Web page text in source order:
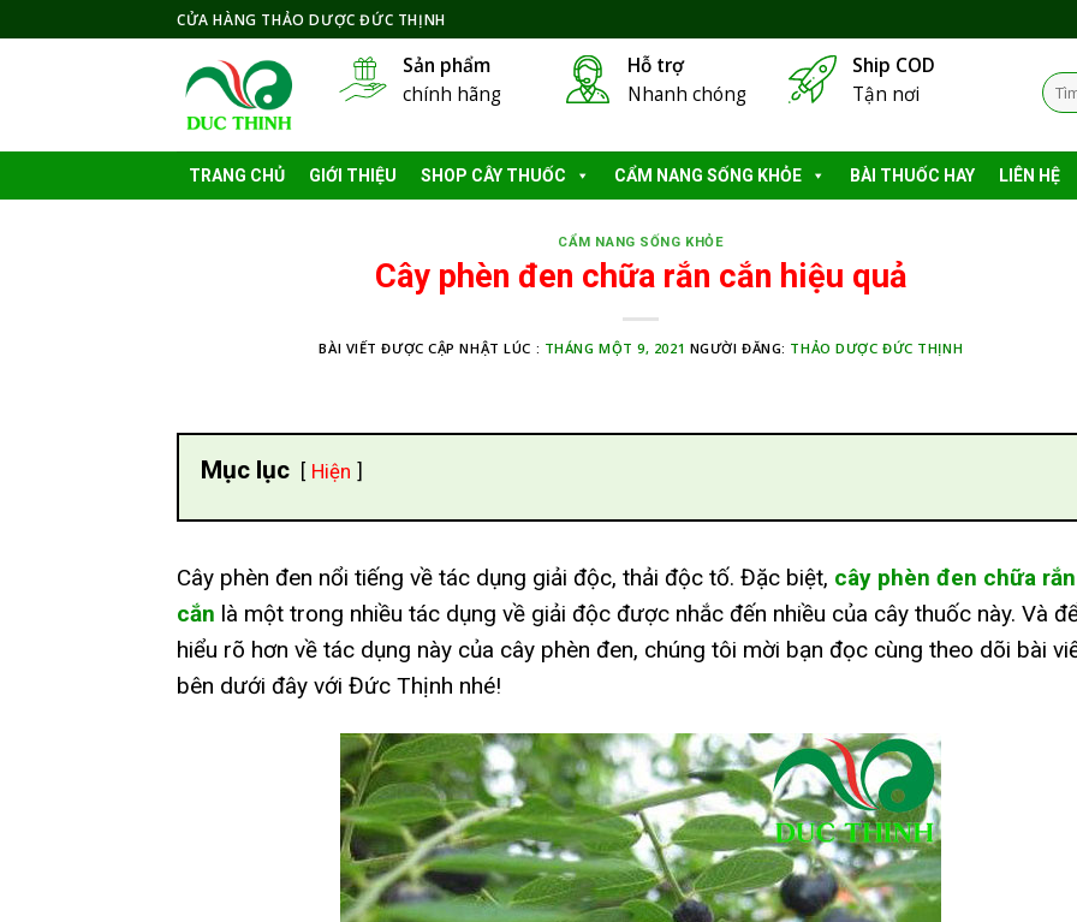
to
CỬA HÀNG THẢO DƯỢC ĐỨC THỊNH
Sản phẩm
chính hãng
Hỗ trợ
Nhanh chóng
Ship COD
Tận nơi
Tìm
kiếm:
TRANG CHỦ GIỚI THIỆU SHOP CÂY THUỐC CẨM NANG SỐNG KHỎE BÀI THUỐC HAY LIÊN HỆ
CẨM NANG SỐNG KHỎE
Cây phèn đen chữa rắn cắn hiệu quả
BÀI VIẾT ĐƯỢC CẬP NHẬT LÚC : THÁNG MỘT 9, 2021 NGƯỜI ĐĂNG: THẢO DƯỢC ĐỨC THỊNH
Mục lục Hiện
Cây phèn đen nổi tiếng về tác dụng giải độc, thải độc tố. Đặc biệt, cây phèn đen chữa rắn
cắn là một trong nhiều tác dụng về giải độc được nhắc đến nhiều của cây thuốc này. Và
hiểu rõ hơn về tác dụng này của cây phèn đen, chúng tôi mời bạn đọc cùng theo dõi bài
bên dưới đây với Đức Thịnh nhé!